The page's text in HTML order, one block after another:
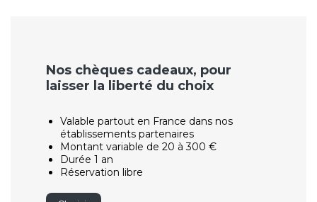
Nos chèques cadeaux, pour
laisser la liberté du choix
Valable partout en France dans nos
établissements partenaires
Montant variable de 20 à 300 €
Durée 1 an
Réservation libre